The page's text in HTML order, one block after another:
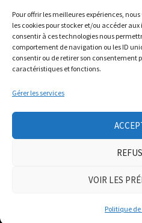
Pour offrir les meilleures expériences,
les cookies pour stocker et/ou accéder
consentir à ces technologies nous
comportement de navigation ou les ID
consentir ou de retirer son consentement
caractéristiques et fonctions.
Gérer les services
VOIR LES
Politique
Non assujettie à la TVA. Affilié
N° SIRET: 323 222 034 000 15
Code APE: 9799Z
Qui sommes nous ?
Contactez nous
Presse
Espace